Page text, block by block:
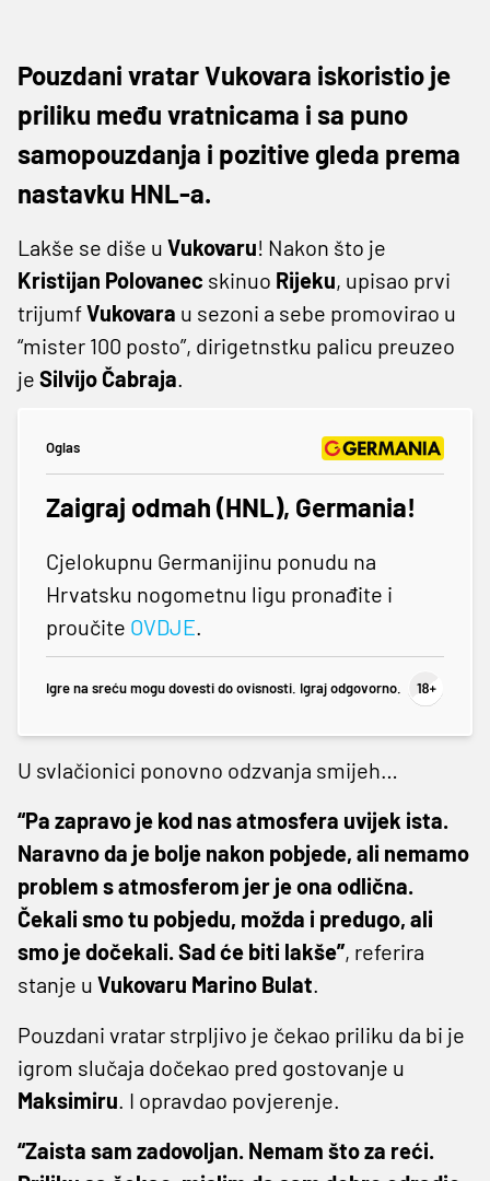
Pouzdani vratar Vukovara iskoristio je
priliku među vratnicama i sa puno
samopouzdanja i pozitive gleda prema
nastavku HNL-a.
Lakše se diše u Vukovaru! Nakon što je
Kristijan Polovanec skinuo Rijeku, upisao prvi
trijumfVukovara u sezoni a sebe promovirao u
“mister 100 posto”, dirigetnstku palicu preuzeo
je Silvijo Čabraja.
Oglas
Zaigraj odmah (HNL), Germania!
Cjelokupnu Germanijinu ponudu na
Hrvatsku nogometnu ligu pronađite i
proučite OVDJE.
Igre na sreću mogu dovesti do ovisnosti. Igraj odgovorno.
U svlačionici ponovno odzvanja smijeh…
“Pa zapravo je kod nas atmosfera uvijek ista.
Naravno da je bolje nakon pobjede, ali nemamo
problem s atmosferom jer je ona odlična.
Čekali smo tu pobjedu, možda i predugo, ali
smo je dočekali. Sad će biti lakše”, referira
stanje u Vukovaru Marino Bulat.
Pouzdani vratar strpljivo je čekao priliku da bi je
igrom slučaja dočekao pred gostovanje u
Maksimiru. I opravdao povjerenje.
“Zaista sam zadovoljan. Nemam što za reći.